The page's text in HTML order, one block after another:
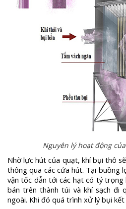
Nguyên lý hoạt động
Nhờ lực hút của quạt, khí bụi thô
thông qua các cửa hút. Tại buồng
vận tốc dẫn tới các hạt có tỷ
bán trên thành túi và khí sạch đi
ngoài. Khi đó quá trình xử lý bụi kết